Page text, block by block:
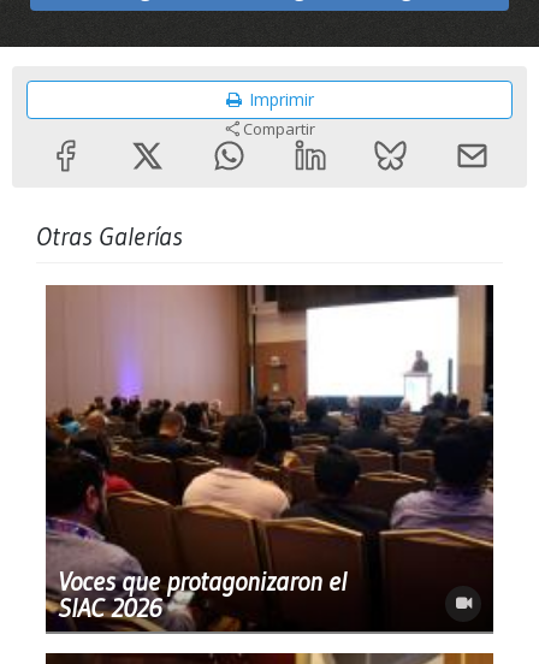
Imprimir
Compartir
Otras Galerías
Voces que protagonizaron el
SIAC 2026